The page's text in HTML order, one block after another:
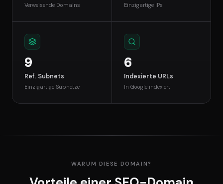
Verweisende Domains Einzigartige IPs
9
Ref. Subnets
Einzigartige Subnetze
6
Indexierte URLs
In Google indexiert
WARUM DIESE DOMAIN?